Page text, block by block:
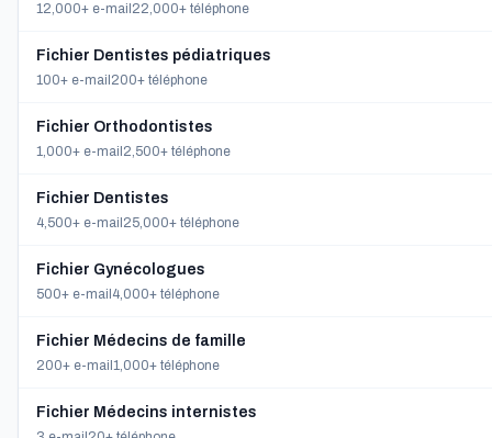
12,000+ e-mail 22,000+ téléphone
Fichier Dentistes pédiatriques
100+ e-mail 200+ téléphone
Fichier Orthodontistes
1,000+ e-mail 2,500+ téléphone
Fichier Dentistes
4,500+ e-mail 25,000+ téléphone
Fichier Gynécologues
500+ e-mail 4,000+ téléphone
Fichier Médecins de famille
200+ e-mail 1,000+ téléphone
Fichier Médecins internistes